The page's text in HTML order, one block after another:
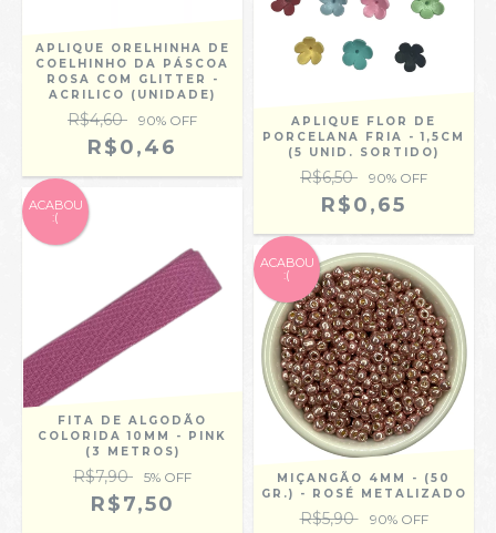
APLIQUE ORELHINHA DE
COELHINHO DA PÁSCOA
ROSA COM GLITTER -
ACRILICO (UNIDADE)
R$4,60 90% OFF
R$0,46
APLIQUE FLOR DE
PORCELANA FRIA - 1,5CM
(5 UNID. SORTIDO)
R$6,50 90% OFF
R$0,65
ACABOU
:(
FITA DE ALGODÃO
COLORIDA 10MM - PINK
(3 METROS)
R$7,90 5% OFF
R$7,50
ACABOU
:(
MIÇANGÃO 4MM - (50
GR.) - ROSÉ METALIZADO
R$5,90 90% OFF